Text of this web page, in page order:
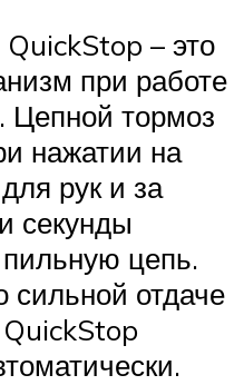
– это
при работе
Цепной тормоз
нажатии на
рук и за
секунды
цепь.
сильной отдаче